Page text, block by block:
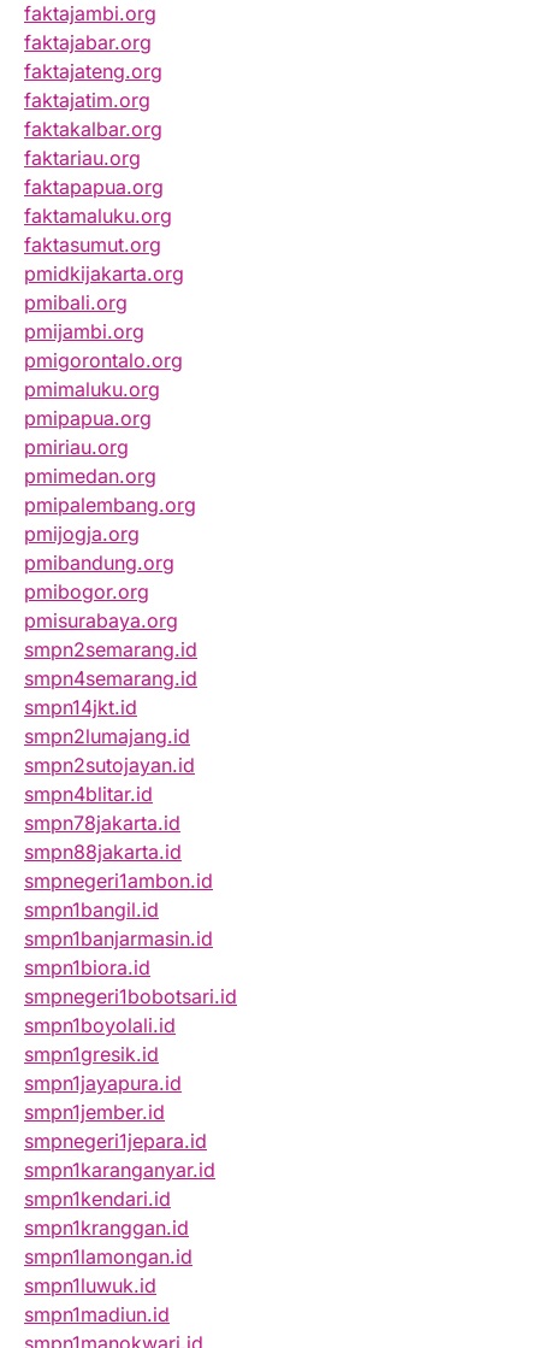
faktajambi.org
faktajabar.org
faktajateng.org
faktajatim.org
faktakalbar.org
faktariau.org
faktapapua.org
faktamaluku.org
faktasumut.org
pmidkijakarta.org
pmibali.org
pmijambi.org
pmigorontalo.org
pmimaluku.org
pmipapua.org
pmiriau.org
pmimedan.org
pmipalembang.org
pmijogja.org
pmibandung.org
pmibogor.org
pmisurabaya.org
smpn2semarang.id
smpn4semarang.id
smpn14jkt.id
smpn2lumajang.id
smpn2sutojayan.id
smpn4blitar.id
smpn78jakarta.id
smpn88jakarta.id
smpnegeri1ambon.id
smpn1bangil.id
smpn1banjarmasin.id
smpn1biora.id
smpnegeri1bobotsari.id
smpn1boyolali.id
smpn1gresik.id
smpn1jayapura.id
smpn1jember.id
smpnegeri1jepara.id
smpn1karanganyar.id
smpn1kendari.id
smpn1kranggan.id
smpn1lamongan.id
smpn1luwuk.id
smpn1madiun.id